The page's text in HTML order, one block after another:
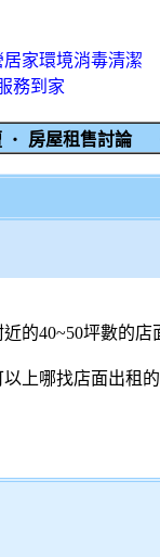
家環境消毒清潔
務到家
‧ 房屋租售討論
的40~50坪數的店
上哪找店面出租